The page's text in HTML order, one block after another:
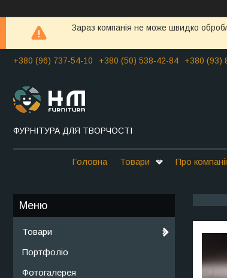
Зараз компанія не може швидко
+380 (96) 737-54-10 +380 (50) 538-42-84 +380 (93)
ФУРНІТУРА ДЛЯ ТВОРЧОСТІ
Головна Товари Про
Товари
Портфоліо
Фотогалерея